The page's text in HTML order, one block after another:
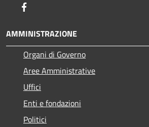
AMMINISTRAZIONE
Organi di Governo
Aree Amministrative
Uffici
Enti e fondazioni
Politici